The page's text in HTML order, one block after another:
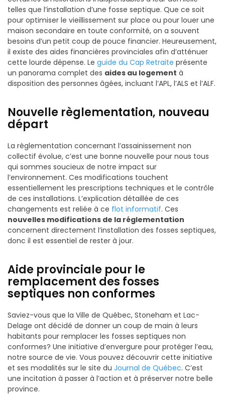
telles que l’installation d’une fosse septique. Que ce soit
pour optimiser le vieillissement sur place ou pour louer une
maison secondaire en toute conformité, on a souvent
besoins d’un petit coup de pouce financier. Heureusement,
il existe des aides financières provinciales afin d’atténuer
cette lourde dépense. Le guide du Cap Retraite présente
un panorama complet des aides au logement à
disposition des personnes âgées, incluant l’APL, l’ALS et l’ALF.
Nouvelle règlementation, nouveau
départ
La règlementation concernant l’assainissement non
collectif évolue, c’est une bonne nouvelle pour nous tous
qui sommes soucieux de notre impact sur
l’environnement. Ces modifications touchent
essentiellement les prescriptions techniques et le contrôle
de ces installations. L’explication détaillée de ces
changements est reliée à ce flot informatif. Ces
nouvelles modifications de la réglementation
concernent directement l’installation des fosses septiques,
donc il est essentiel de rester à jour.
Aide provinciale pour le
remplacement des fosses
septiques non conformes
Saviez-vous que la Ville de Québec, Stoneham et Lac-
Delage ont décidé de donner un coup de main à leurs
habitants pour remplacer les fosses septiques non
conformes? Une initiative d’envergure pour protéger l’eau,
notre source de vie. Vous pouvez découvrir cette initiative
et ses modalités sur le site du Journal de Québec. C’est
une incitation à passer à l’action et à préserver notre belle
province.